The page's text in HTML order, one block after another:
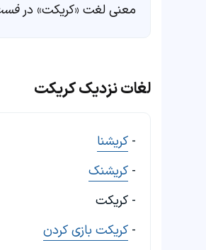
معنی لغت «کریکت» در
لغات نزدیک کریکت
- کریشنا
- کریشنک
- کریکت
- کریکت بازی کردن